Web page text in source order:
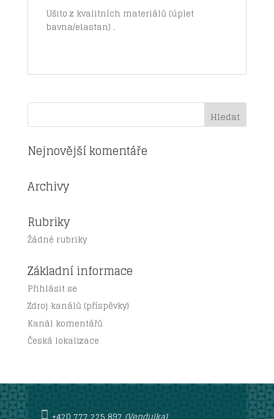
Ušito z kvalitních materiálů (úplet
bavna/elastan) .
Nejnovější komentáře
Archivy
Rubriky
Žádné rubriky
Základní informace
Přihlásit se
Zdroj kanálů (příspěvky)
Kanál komentářů
Česká lokalizace